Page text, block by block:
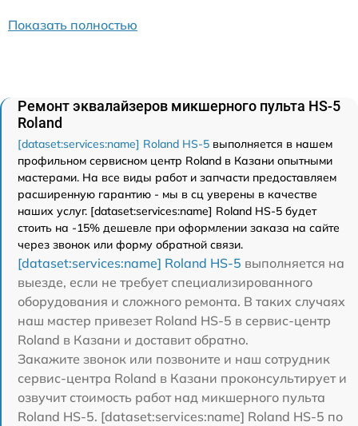
Показать полностью
Ремонт эквалайзеров микшерного пульта HS-5
Roland
[dataset:services:name] Roland HS-5 выполняется в нашем
профильном сервисном центр Roland в Казани опытными
мастерами. На все виды работ и запчасти предоставляем
расширенную гарантию - мы в сц уверены в качестве
наших услуг. [dataset:services:name] Roland HS-5 будет
стоить на -15% дешевле при оформлении заказа на сайте
через звонок или форму обратной связи.
[dataset:services:name] Roland HS-5 выполняется на
выезде, если не требует специализированного
оборудования и сложного ремонта. В таких случаях
наш мастер привезет Roland HS-5 в сервис-центр
Roland в Казани и доставит обратно.
Закажите звонок или позвоните и наш сотрудник
сервис-центра Roland в Казани проконсультирует и
озвучит стоимость работ над микшерного пульта
Roland HS-5. [dataset:services:name] Roland HS-5 по